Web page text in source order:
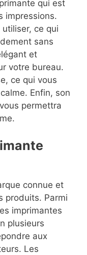
qui est
impressions.
ce qui
sans
et
votre bureau.
ce qui vous
Enfin, son
permettra
connue et
produits. Parmi
imprimantes
plusieurs
aux
Les